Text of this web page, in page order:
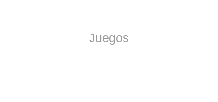
Juegos